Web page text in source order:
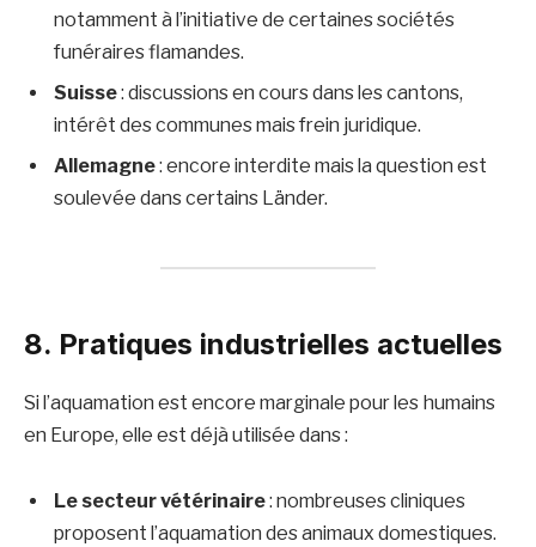
notamment à l’initiative de certaines sociétés
funéraires flamandes.
Suisse: discussions en cours dans les cantons,
intérêt des communes mais frein juridique.
Allemagne: encore interdite mais la question est
soulevée dans certains Länder.
8. Pratiques industrielles actuelles
Si l’aquamation est encore marginale pour les humains
en Europe, elle est déjà utilisée dans :
Le secteur vétérinaire: nombreuses cliniques
proposent l’aquamation des animaux domestiques.